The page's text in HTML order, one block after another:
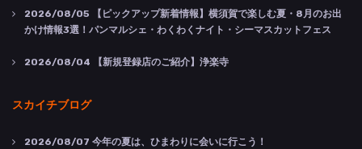
2026/08/05 【ピックアップ新着情報】横須賀で楽しむ夏・8月のお出
かけ情報3選！パンマルシェ・わくわくナイト・シーマスカットフェス
2026/08/04 【新規登録店のご紹介】浄楽寺
スカイチブログ
2026/08/07 今年の夏は、ひまわりに会いに行こう！